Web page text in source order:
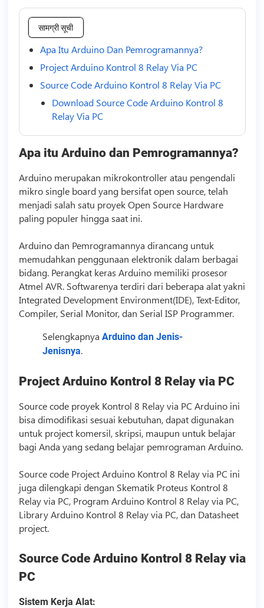
सामग्री सूची
Apa Itu Arduino Dan Pemrogramannya?
Project Arduino Kontrol 8 Relay Via PC
Source Code Arduino Kontrol 8 Relay Via PC
Download Source Code Arduino Kontrol 8
Relay Via PC
Apa itu Arduino dan Pemrogramannya?
Arduino merupakan mikrokontroller atau pengendali
mikro single board yang bersifat open source, telah
menjadi salah satu proyek Open Source Hardware
paling populer hingga saat ini.
Arduino dan Pemrogramannya dirancang untuk
memudahkan penggunaan elektronik dalam berbagai
bidang. Perangkat keras Arduino memiliki prosesor
Atmel AVR. Softwarenya terdiri dari beberapa alat yakni
Integrated Development Environment(IDE), Text-Editor,
Compiler, Serial Monitor, dan Serial ISP Programmer.
Selengkapnya Arduino dan Jenis-
Jenisnya.
Project Arduino Kontrol 8 Relay via PC
Source codeproyek Kontrol 8 Relay via PC Arduino ini
bisa dimodifikasi sesuai kebutuhan, dapat digunakan
untuk project komersil, skripsi, maupun untuk belajar
bagi Anda yang sedang belajar pemrograman Arduino.
Source codeProject Arduino Kontrol 8 Relay via PC ini
juga dilengkapi dengan Skematik Proteus Kontrol 8
Relay via PC, Program Arduino Kontrol 8 Relay via PC,
Library Arduino Kontrol 8 Relay via PC, dan Datasheet
project.
Source CodeArduino Kontrol 8 Relay via
PC
Sistem Kerja Alat: